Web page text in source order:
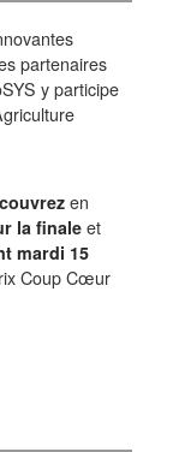
partenaires
y participe
en
la finaleet
mardi 15
Coup Cœur